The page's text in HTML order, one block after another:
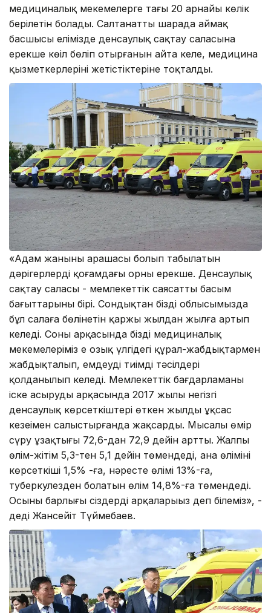
медициналық мекемелерге тағы 20 арнайы көлік
берілетін болады. Салтанатты шарада аймақ
басшысы елімізде денсаулық сақтау саласына
ерекше көңіл бөліп отырғанын айта келе, медицина
қызметкерлерінің жетістіктеріне тоқталды.
«Адам жанының арашасы болып табылатын
дәрігерлердің қоғамдағы орны ерекше. Денсаулық
сақтау саласы - мемлекеттік саясаттың басым
бағыттарының бірі. Сондықтан біздің облысымызда
бұл салаға бөлінетін қаржы жылдан жылға артып
келеді. Соның арқасында біздің медициналық
мекемелеріміз ең озық үлгідегі құрал-жабдықтармен
жабдықталып, емдеудің тиімді тәсілдері
қолданылып келеді. Мемлекеттік бағдарламаны
іске асырудың арқасында 2017 жылы негізгі
денсаулық көрсеткіштері өткен жылдың ұқсас
кезеңімен салыстырғанда жақсарды. Мысалы өмір
сүру ұзақтығы 72,6-дан 72,9 дейін артты. Жалпы
өлім-жітім 5,3-тен 5,1 дейін төмендеді, ана өлімінің
көрсеткіші 1,5% -ға, нәресте өлімі 13%-ға,
туберкулезден болатын өлім 14,8%-ға төмендеді.
Осының барлығы сіздердің арқаларыңыз деп білеміз», -
деді Жансейіт Түймебаев.